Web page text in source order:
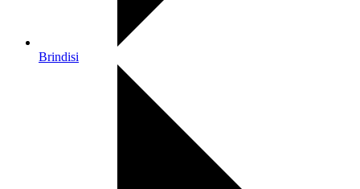
Brindisi